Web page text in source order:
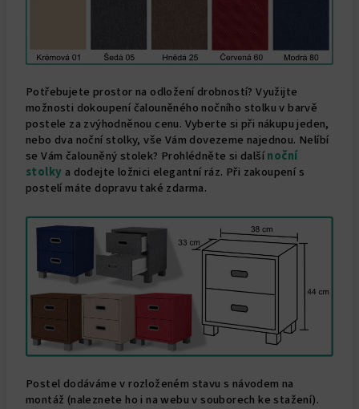
Potřebujete prostor na odložení drobností? Využijte
možnosti dokoupení čalouněného nočního stolku v barvě
postele za zvýhodněnou cenu. Vyberte si při nákupu jeden,
nebo dva noční stolky, vše Vám dovezeme najednou. Nelíbí
se Vám čalouněný stolek? Prohlédněte si dalšínoční
stolky a dodejte ložnici elegantní ráz. Při zakoupení s
postelí máte dopravu také zdarma.
Postel dodáváme v rozloženém stavu s návodem na
montáž (naleznete ho i na webu v souborech ke stažení).